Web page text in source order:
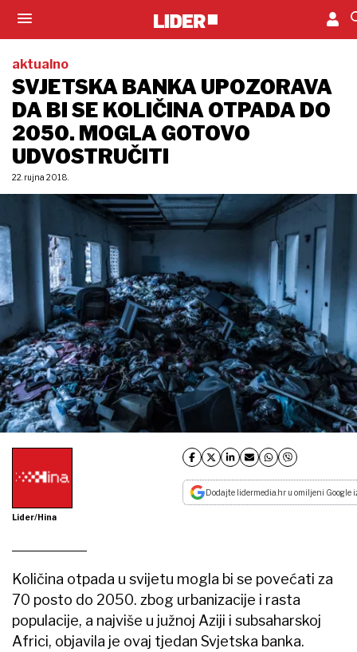
aktualno
SVJETSKA BANKA UPOZORAVA
DA BI SE KOLIČINA OTPADA DO
2050. MOGLA GOTOVO
UDVOSTRUČITI
22. rujna 2018.
Lider/Hina
Dodajte lidermedia.hr u omiljeni Google
Količina otpada u svijetu mogla bi se povećati za
70 posto do 2050. zbog urbanizacije i rasta
populacije, a najviše u južnoj Aziji i subsaharskoj
Africi, objavila je ovaj tjedan Svjetska banka.